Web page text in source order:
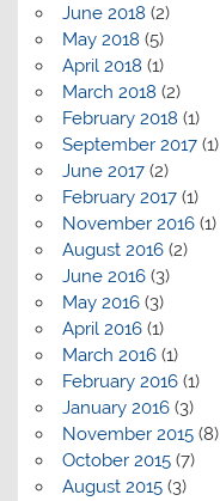
June 2018 (2)
May 2018 (5)
April 2018 (1)
March 2018 (2)
February 2018 (1)
September 2017(1)
June 2017(2)
February 2017(1)
November 2016(1)
August 2016(2)
June 2016(3)
May 2016(3)
April 2016(1)
March 2016(1)
February 2016(1)
January 2016(3)
November 2015(8)
October 2015(7)
August 2015(3)